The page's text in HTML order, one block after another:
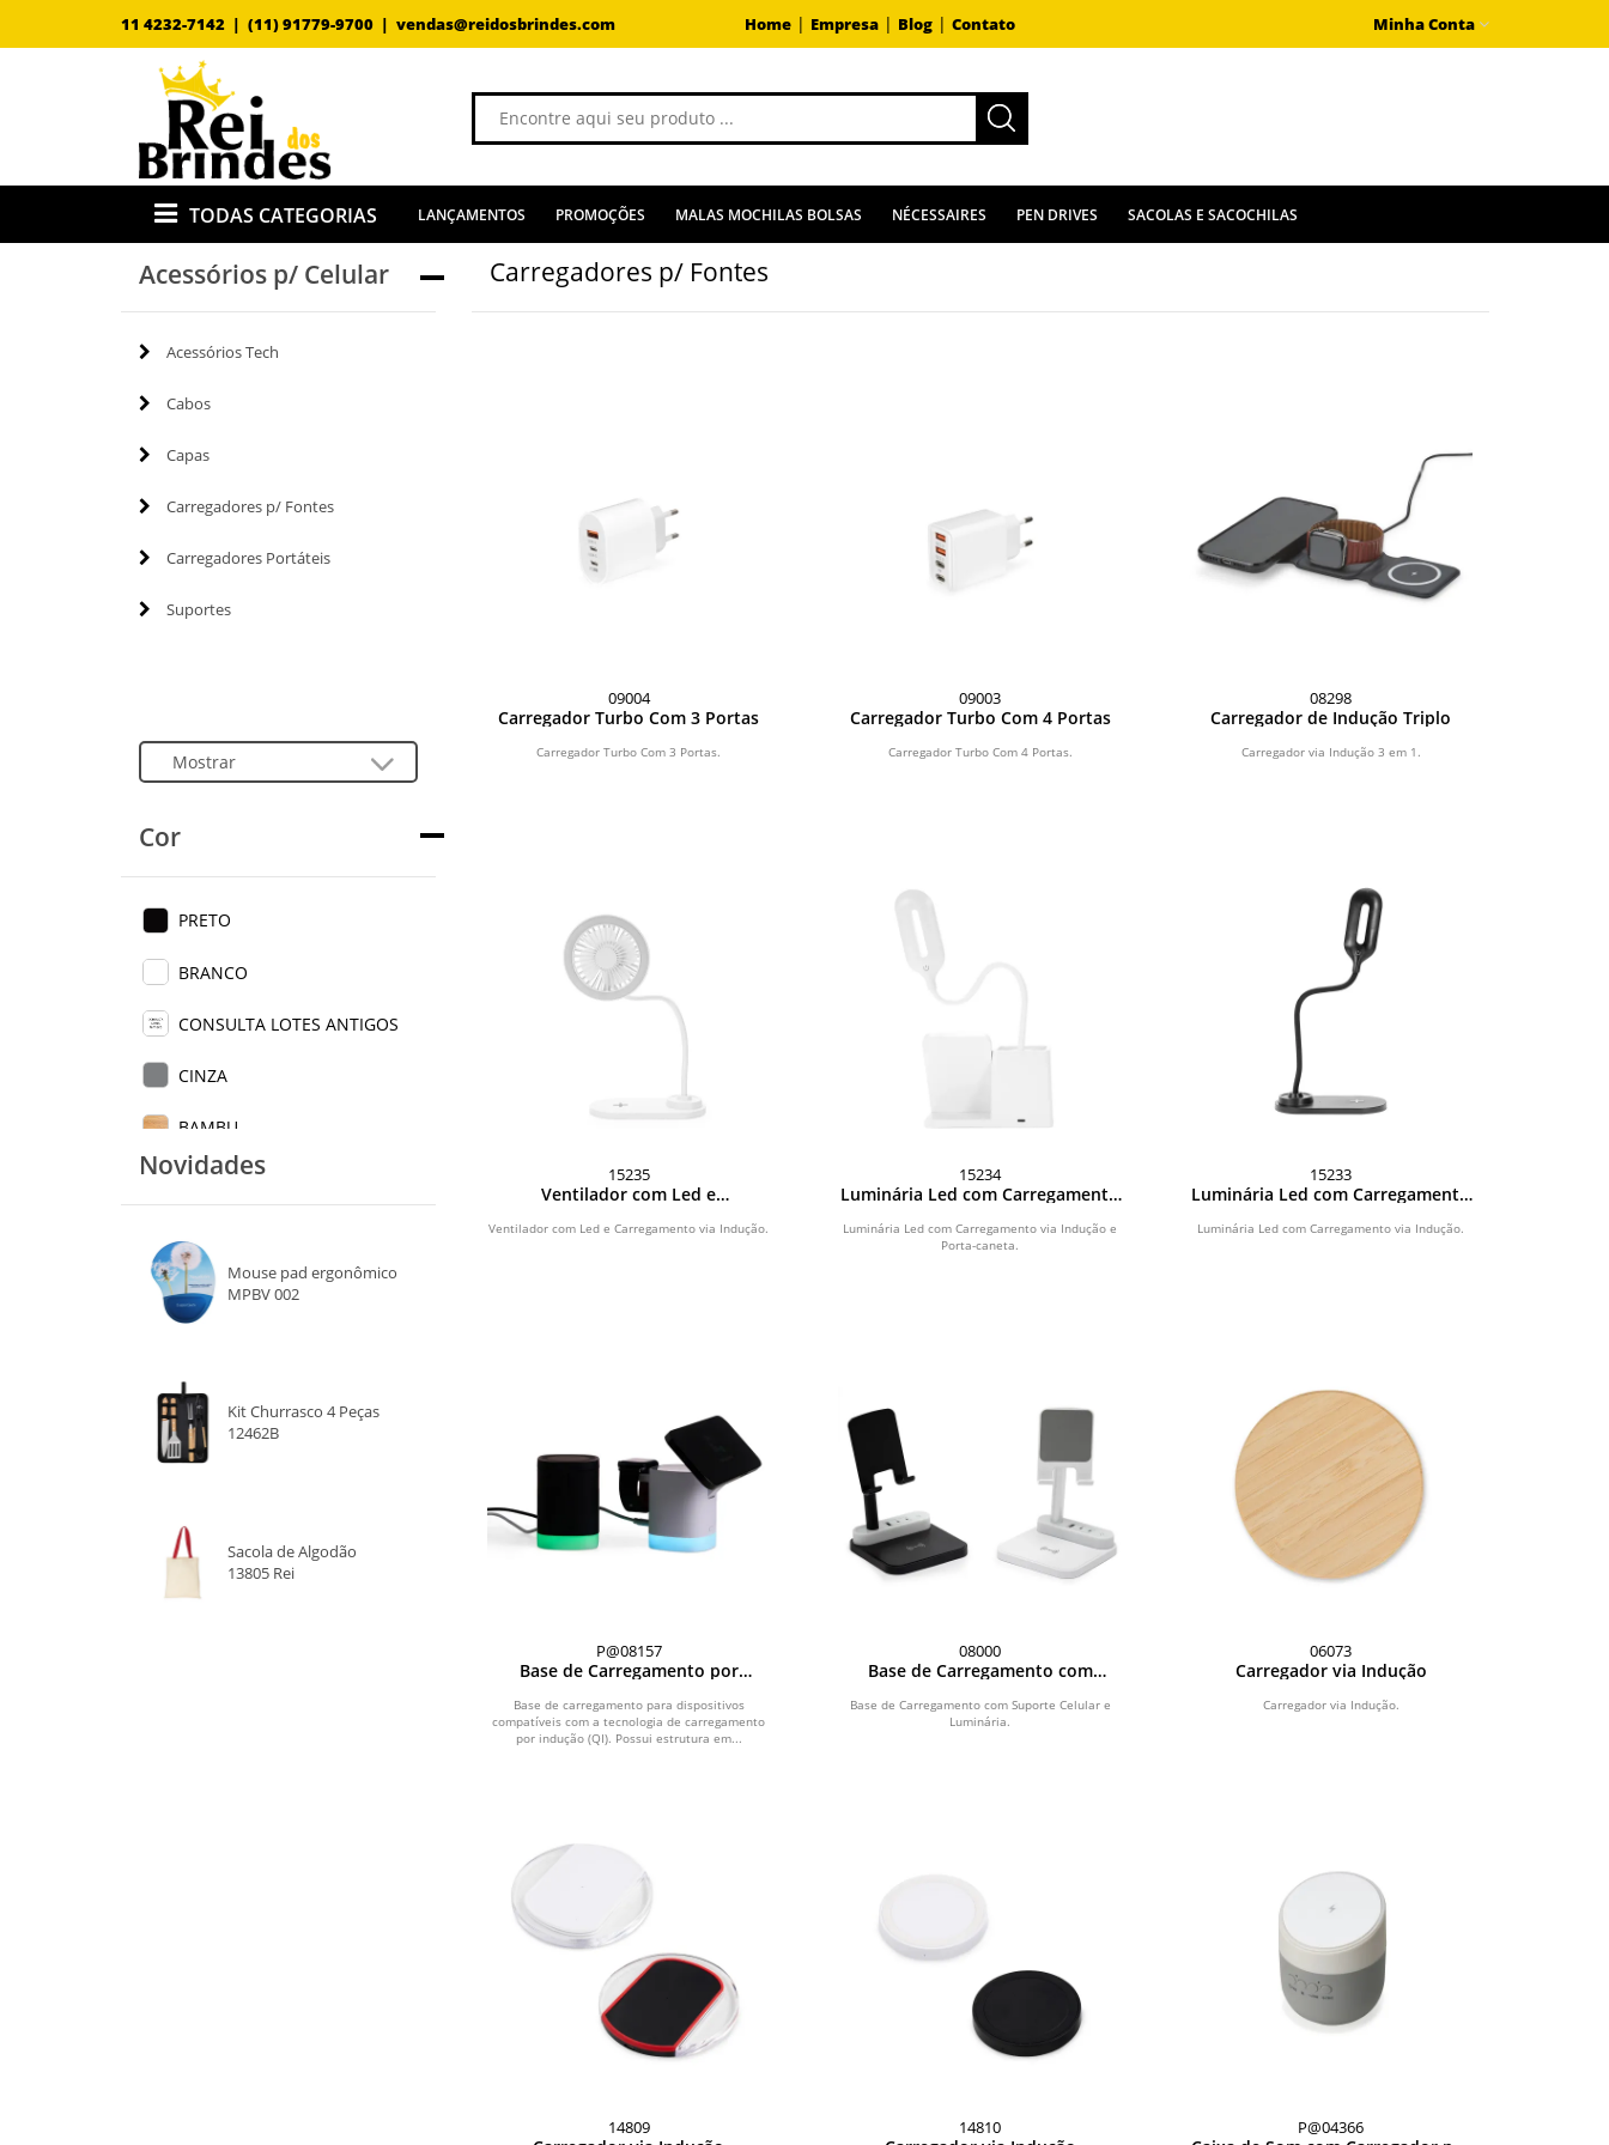
11 4232-7142 | (11) 91779-9700 | vendas@reidosbrindes.com Home| Empresa| Blog| Contato Minha Conta
TODAS CATEGORIAS LANÇAMENTOS PROMOÇÕES MALAS MOCHILAS BOLSAS NÉCESSAIRES PEN DRIVES SACOLAS E SACOCHILAS
Acessórios p/ Celular
Acessórios Tech
Cabos
Capas
Carregadores p/ Fontes
Carregadores Portáteis
Suportes
Cor
PRETO
BRANCO
CONSULTA LOTES ANTIGOS
CINZA
BAMBU
Novidades
Mouse pad ergonômico
MPBV 002
Kit Churrasco 4 Peças
12462B
Sacola de Algodão
13805 Rei
Carregadores p/ Fontes
09004
Carregador Turbo Com 3 Portas
Carregador Turbo Com 3 Portas.
09003
Carregador Turbo Com 4 Portas
Carregador Turbo Com 4 Portas.
08298
Carregador de Indução Triplo
Carregador via Indução 3 em 1.
15235
Ventilador com Led e
Ventilador com Led e Carregamento via Indução.
15234
Luminária Led com Carregamento
Luminária Led com Carregamento via Indução e
Porta-caneta.
15233
Luminária Led com Carregamento
Luminária Led com Carregamento via Indução.
P@08157
Base de Carregamento por
Base de carregamento para dispositivos
compatíveis com a tecnologia de carregamento
por indução (QI). Possui estrutura em...
08000
Base de Carregamento com
Base de Carregamento com Suporte Celular e
Luminária.
06073
Carregador via Indução
Carregador via Indução.
14809 14810 P@04366